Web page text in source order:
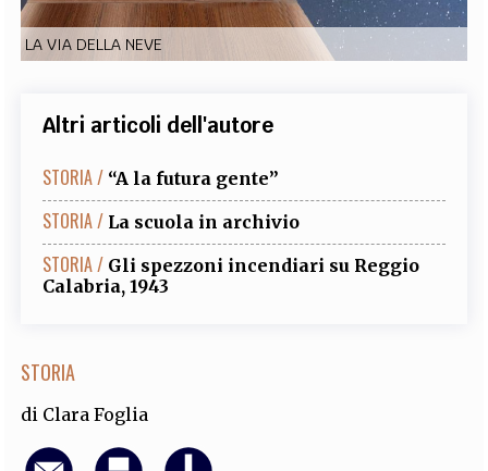
SOCIAL MEDIA
LA VIA DELLA NEVE
Altri articoli dell'autore
STORIA / “A la futura gente”
STORIA / La scuola in archivio
STORIA / Gli spezzoni incendiari su Reggio
Calabria, 1943
STORIA
di Clara Foglia